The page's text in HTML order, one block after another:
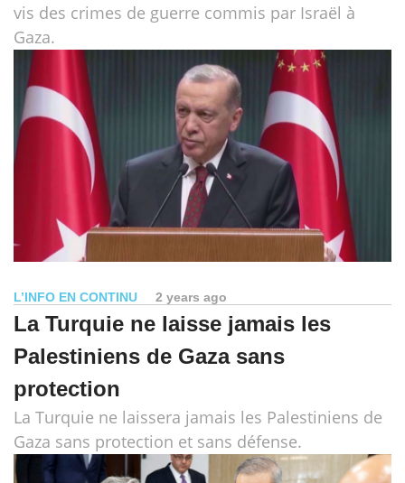
vis des crimes de guerre commis par Israël à
Gaza.
L’INFO EN CONTINU 2 years ago
La Turquie ne laisse jamais les
Palestiniens de Gaza sans
protection
La Turquie ne laissera jamais les Palestiniens de
Gaza sans protection et sans défense.